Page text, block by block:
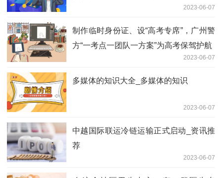
2023-06-07
制作临时身份证、设“高考专席”，广州警
方“一考点一团队一方案”为高考保驾护航
2023-06-07
多媒体的知识大全_多媒体的知识
2023-06-07
中越国际联运冷链运输正式启动_资讯推
荐
2023-06-07